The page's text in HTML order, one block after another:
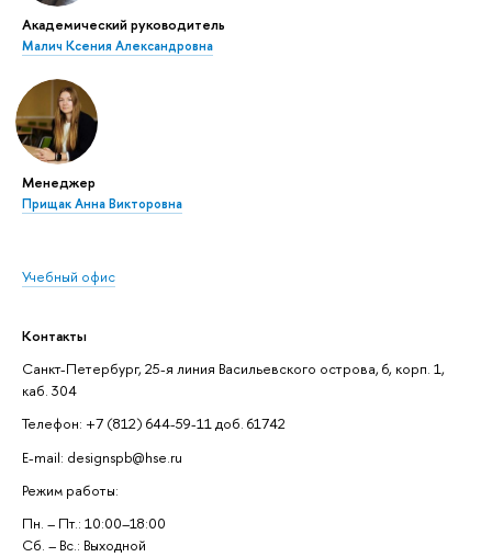
Академический руководитель
Малич Ксения Александровна
Менеджер
Прищак Анна Викторовна
Учебный офис
Контакты
Санкт-Петербург, 25-я линия Васильевского острова, 6, корп. 1,
каб. 304
Телефон: +7 (812) 644-59-11 доб. 61742
E-mail: designspb@hse.ru
Режим работы:
Пн. – Пт.: 10:00–18:00
Сб. – Вс.: Выходной